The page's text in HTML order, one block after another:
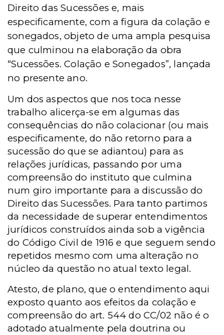
Direito das Sucessões e, mais
especificamente, com a figura da colação e
sonegados, objeto de uma ampla pesquisa
que culminou na elaboração da obra
“Sucessões. Colação e Sonegados”, lançada
no presente ano.
Um dos aspectos que nos toca nesse
trabalho alicerça-se em algumas das
consequências do não colacionar (ou mais
especificamente, do não retorno para a
sucessão do que se adiantou) para as
relações jurídicas, passando por uma
compreensão do instituto que culmina
num giro importante para a discussão do
Direito das Sucessões. Para tanto partimos
da necessidade de superar entendimentos
jurídicos construídos ainda sob a vigência
do Código Civil de 1916 e que seguem sendo
repetidos mesmo com uma alteração no
núcleo da questão no atual texto legal.
Atesto, de plano, que o entendimento aqui
exposto quanto aos efeitos da colação e
compreensão do art. 544 do CC/02 não é o
adotado atualmente pela doutrina ou